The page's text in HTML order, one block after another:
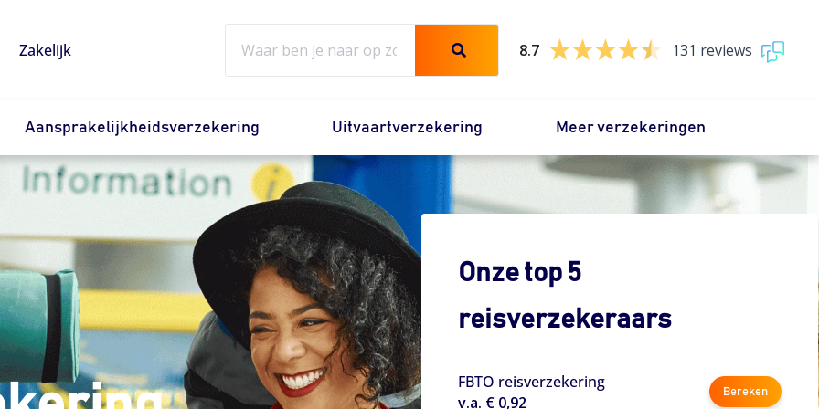
Zakelijk
8.7
131 reviews
Aansprakelijkheidsverzekering Uitvaartverzekering Meer verzekeringen
Onze top 5
reisverzekeraars
FBTO reisverzekering
v.a. € 0,92
Bereken